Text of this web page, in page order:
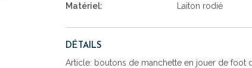
Matériel:
Laiton rodié
DÉTAILS
Article: boutons de manchette en jouer de foot